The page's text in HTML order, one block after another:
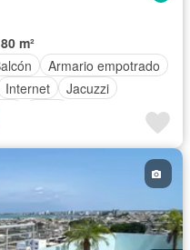
80 m²
Armario empotrado
Internet
Jacuzzi
Parrilla
Piscina